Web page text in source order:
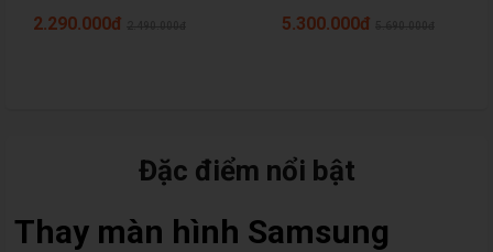
2.290.000đ 5.300.000đ
Đặc điểm nổi bật
Thay màn hình Samsung